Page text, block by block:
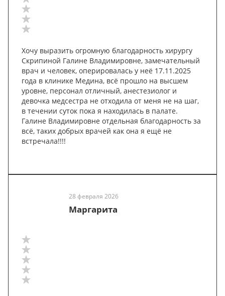
Хочу выразить огромную благодарность хирургу
Скрипиной Галине Владимировне, замечательный
врач и человек, оперировалась у неё 17.11.2025
года в клинике Медина, всё прошло на высшем
уровне, персонал отличный, анестезиолог и
девочка медсестра не отходила от меня не на шаг,
в течении суток пока я находилась в палате.
Галине Владимировне отдельная благодарность за
всё, таких добрых врачей как она я ещё не
встречала!!!!
28 февраля 2026
Маргарита